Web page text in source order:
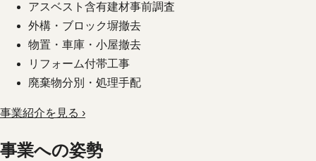
アスベスト含有建材事前調査
外構・ブロック塀撤去
物置・車庫・小屋撤去
リフォーム付帯工事
廃棄物分別・処理手配
事業紹介を見る ›
事業への姿勢